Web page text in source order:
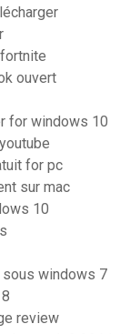
ouvert
for windows 10
for pc
sur mac
10
windows 7
review